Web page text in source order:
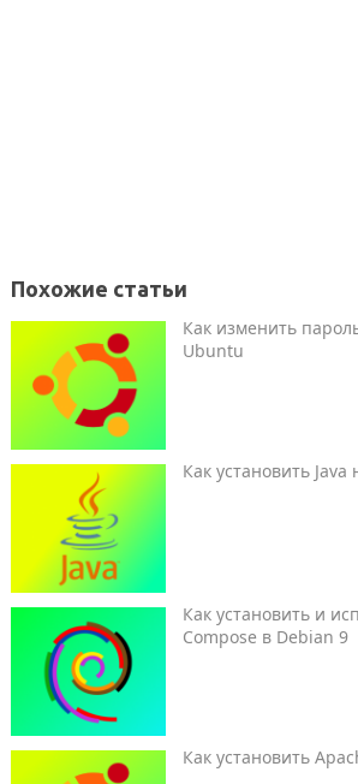
Похожие статьи
Как изменить
Ubuntu
Как установить
Как установить и
Compose в Debian 9
Как установить